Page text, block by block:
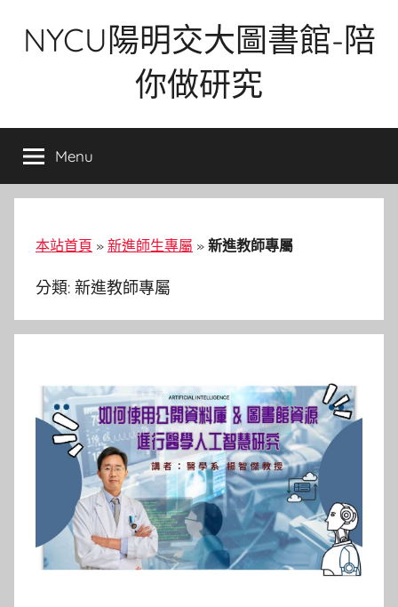
NYCU陽明交大圖書館-陪
你做研究
Menu
本站首頁 » 新進師生專屬 » 新進教師專屬
分類: 新進教師專屬